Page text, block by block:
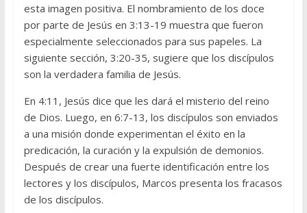
esta imagen positiva. El nombramiento de los doce
por parte de Jesús en 3:13-19 muestra que fueron
especialmente seleccionados para sus papeles. La
siguiente sección, 3:20-35, sugiere que los discípulos
son la verdadera familia de Jesús.
En 4:11, Jesús dice que les dará el misterio del reino
de Dios. Luego, en 6:7-13, los discípulos son enviados
a una misión donde experimentan el éxito en la
predicación, la curación y la expulsión de demonios.
Después de crear una fuerte identificación entre los
lectores y los discípulos, Marcos presenta los fracasos
de los discípulos.